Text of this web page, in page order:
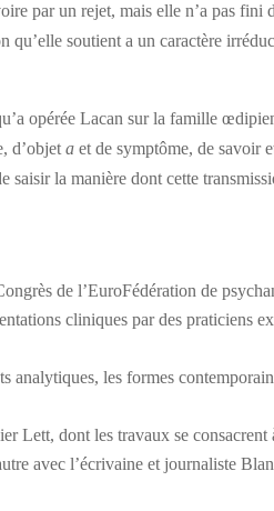
par un rejet, mais elle n’a pas fini
qu’elle soutient a un caractère
opérée Lacan sur la famille
d’objeta et de symptôme, de savoir
saisir la manière dont cette
de l’EuroFédération de
cliniques par des praticiens
analytiques, les formes
Lett, dont les travaux se consacrent
avec l’écrivaine et journaliste